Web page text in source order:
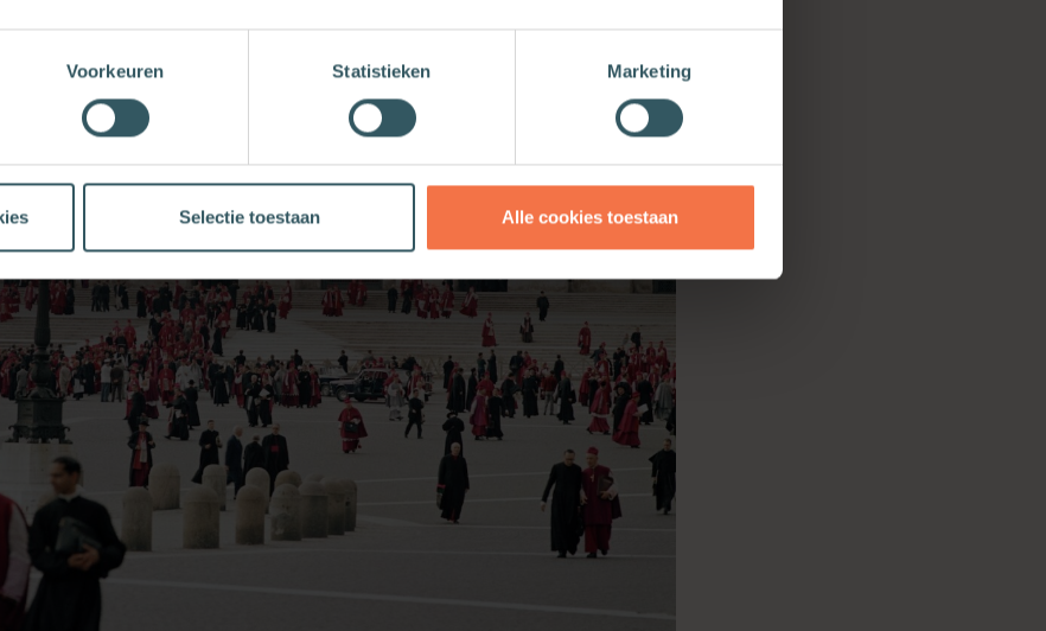
Voorkeuren Statistieken Marketing
Selectie toestaan Alle cookies toestaan